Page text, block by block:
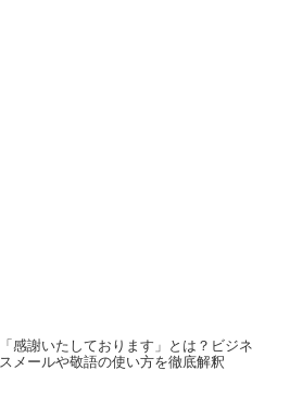
「感謝いたしております」とは？ビジネ
スメールや敬語の使い方を徹底解釈